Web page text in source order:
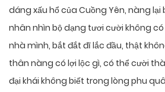
dáng xấu hổ của Cuồng Yên, nàng lại
nhân nhìn bộ dạng tươi cười không
nhà mình, bắt đắt đĩ lắc đầu, thật
thân nàng có lợi lộc gì, có thể cười
đại khái không biết trong lòng phu